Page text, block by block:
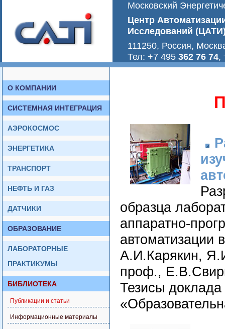
Московский
Центр
Исследований
111250, Россия,
Тел: +7 495 362 76 74,
О КОМПАНИИ
СИСТЕМНАЯ ИНТЕГРАЦИЯ
АЭРОКОСМОС
ЭНЕРГЕТИКА
ТРАНСПОРТ
НЕФТЬ И ГАЗ
ДАТЧИКИ
ОБРАЗОВАНИЕ
ЛАБОРАТОРНЫЕ
ПРАКТИКУМЫ
БИБЛИОТЕКА
Публикации и статьи
Информационные материалы
образца
аппаратно-
А.И.Карякин,
проф.,
Тезисы